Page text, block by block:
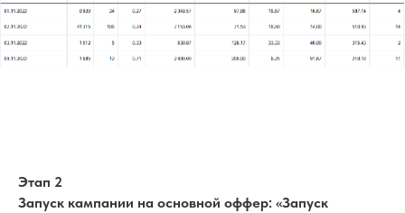
Этап 2
Запуск кампании на основной оффер: «Запуск